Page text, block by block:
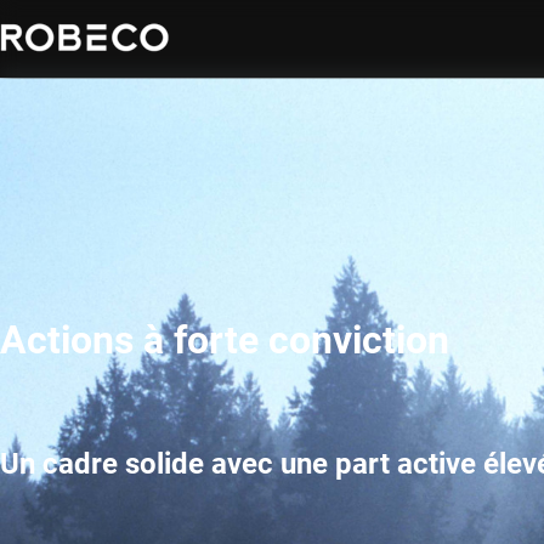
Actions à forte conviction
Un cadre solide avec une part active